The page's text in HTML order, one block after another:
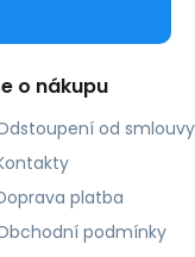
o nákupu
od smlouvy
platba
podmínky